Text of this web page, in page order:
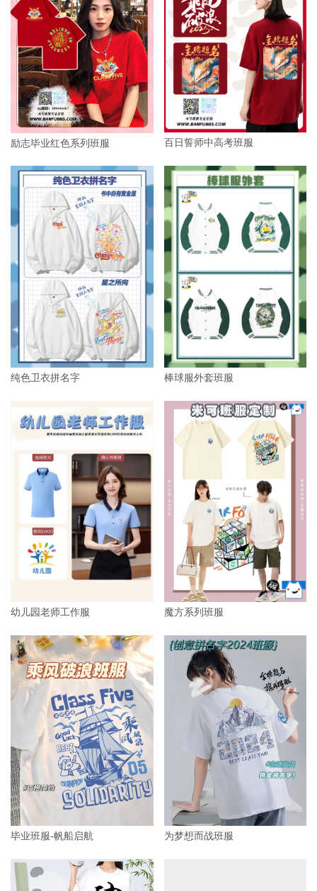
励志毕业红色系列班服 百日誓师中高考班服
纯色卫衣拼名字 棒球服外套班服
幼儿园老师工作服 魔方系列班服
毕业班服-帆船启航 为梦想而战班服